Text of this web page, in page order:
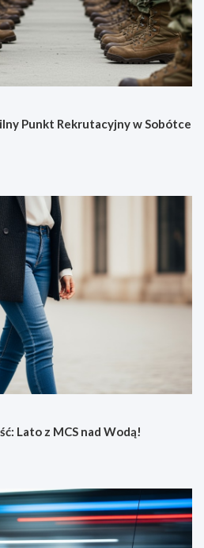
Punkt Rekrutacyjny w Sobótce
Lato z MCS nad Wodą!